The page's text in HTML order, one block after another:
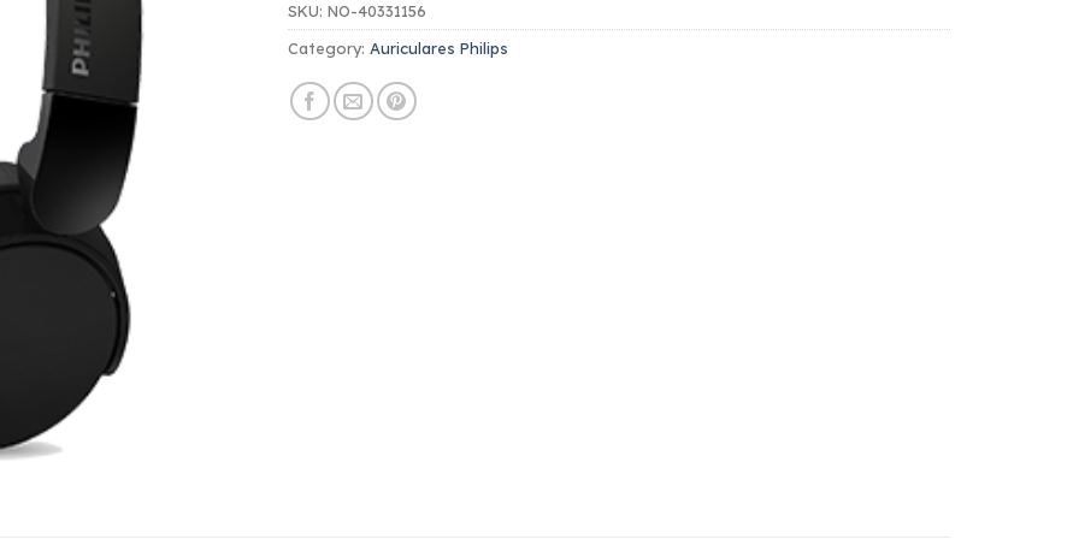
SKU: NO-40331156
Category: Auriculares Philips